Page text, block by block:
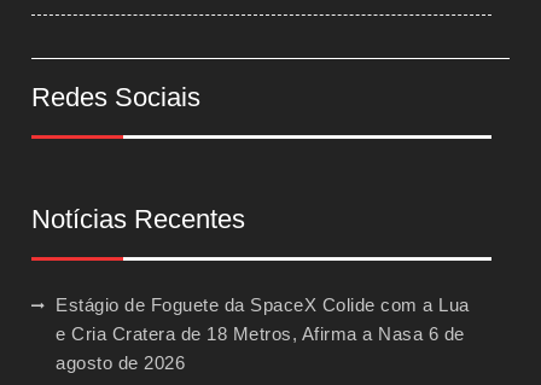
Redes Sociais
Notícias Recentes
Estágio de Foguete da SpaceX Colide com a Lua
e Cria Cratera de 18 Metros, Afirma a Nasa 6 de
agosto de 2026